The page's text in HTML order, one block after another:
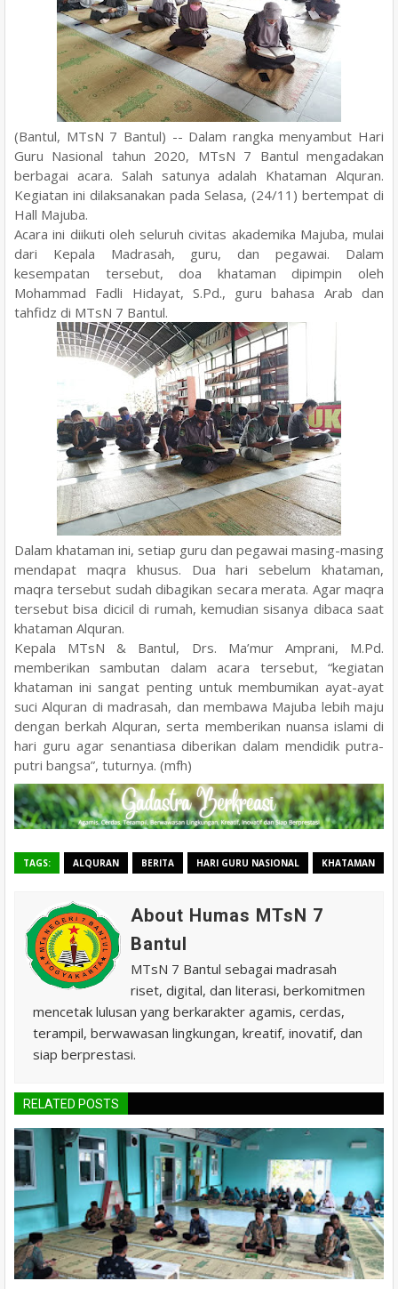
(Bantul, MTsN 7 Bantul) -- Dalam rangka menyambut Hari
Guru Nasional tahun 2020, MTsN 7 Bantul mengadakan
berbagai acara. Salah satunya adalah Khataman Alquran.
Kegiatan ini dilaksanakan pada Selasa, (24/11) bertempat di
Hall Majuba.
Acara ini diikuti oleh seluruh civitas akademika Majuba, mulai
dari Kepala Madrasah, guru, dan pegawai. Dalam
kesempatan tersebut, doa khataman dipimpin oleh
Mohammad Fadli Hidayat, S.Pd., guru bahasa Arab dan
tahfidz di MTsN 7 Bantul.
Dalam khataman ini, setiap guru dan pegawai masing-masing
mendapat maqra khusus. Dua hari sebelum khataman,
maqra tersebut sudah dibagikan secara merata. Agar maqra
tersebut bisa dicicil di rumah, kemudian sisanya dibaca saat
khataman Alquran.
Kepala MTsN & Bantul, Drs. Ma’mur Amprani, M.Pd.
memberikan sambutan dalam acara tersebut, “kegiatan
khataman ini sangat penting untuk membumikan ayat-ayat
suci Alquran di madrasah, dan membawa Majuba lebih maju
dengan berkah Alquran, serta memberikan nuansa islami di
hari guru agar senantiasa diberikan dalam mendidik putra-
putri bangsa”, tuturnya. (mfh)
TAGS: ALQURAN BERITA HARI GURU NASIONAL KHATAMAN
About Humas MTsN 7
Bantul
MTsN 7 Bantul sebagai madrasah
riset, digital, dan literasi, berkomitmen
mencetak lulusan yang berkarakter agamis, cerdas,
terampil, berwawasan lingkungan, kreatif, inovatif, dan
siap berprestasi.
RELATED POSTS